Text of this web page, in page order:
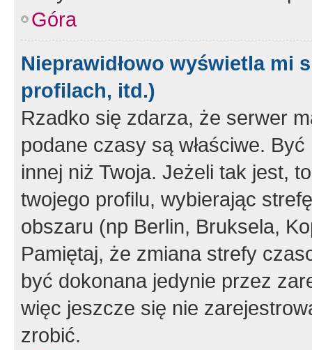
Góra
Nieprawidłowo wyświetla mi
profilach, itd.)
Rzadko się zdarza, że serwer
podane czasy są właściwe.
innej niż Twoja. Jeżeli tak jest,
twojego profilu, wybierając
obszaru (np Berlin, Bruksela,
Pamiętaj, że zmiana strefy
być dokonana jedynie przez
więc jeszcze się nie
zrobić.